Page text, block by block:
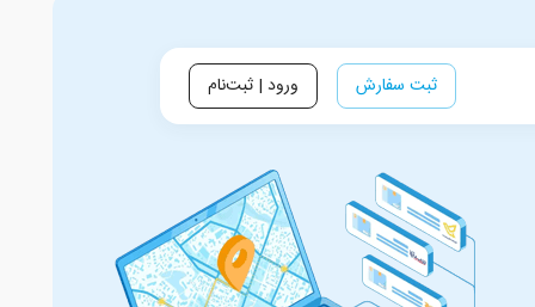
ثبت سفارش ورود | ثبت‌نام